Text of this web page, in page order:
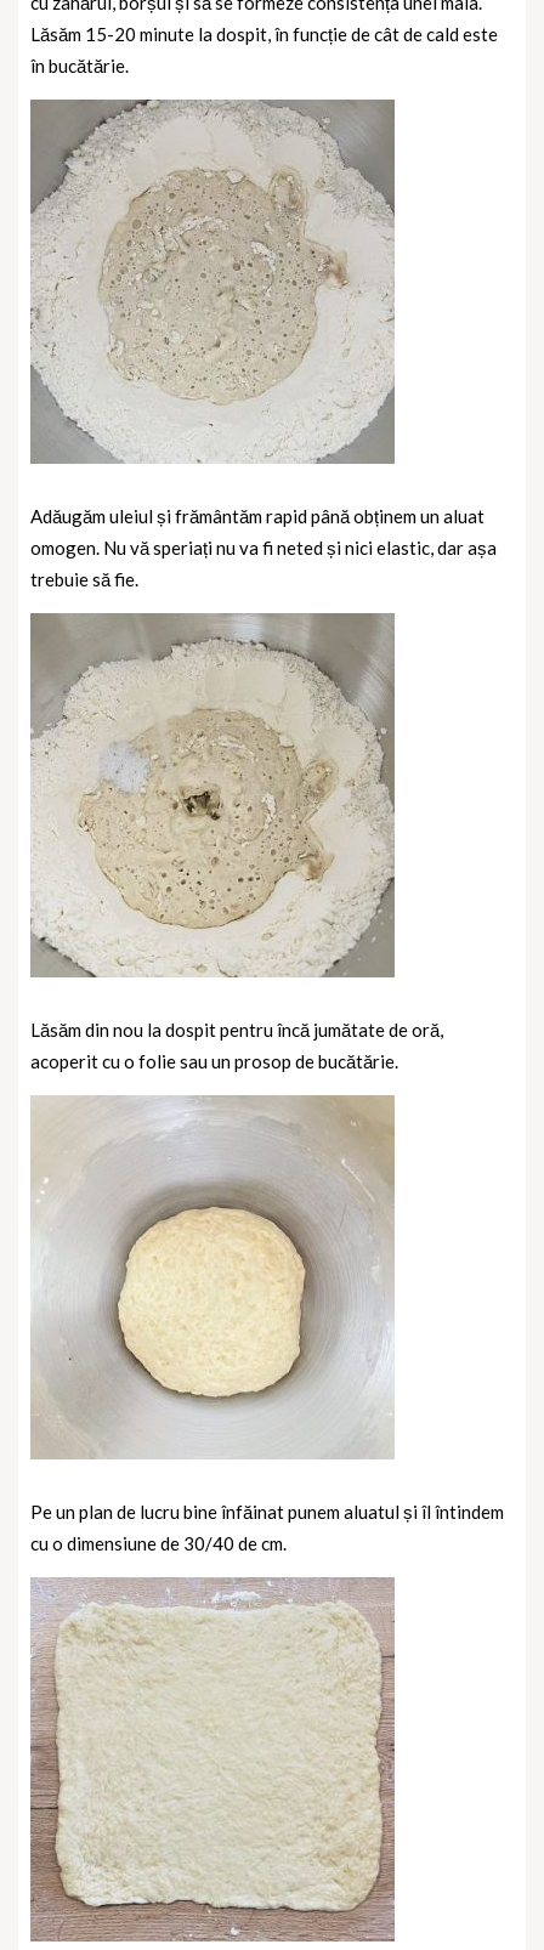
Lăsăm 15-20 minute la dospit, în funcție de cât de cald este
în bucătărie.
Adăugăm uleiul și frământăm rapid până obținem un aluat
omogen. Nu vă speriați nu va fi neted și nici elastic, dar așa
trebuie să fie.
Lăsăm din nou la dospit pentru încă jumătate de oră,
acoperit cu o folie sau un prosop de bucătărie.
Pe un plan de lucru bine înfăinat punem aluatul și îl întindem
cu o dimensiune de 30/40 de cm.